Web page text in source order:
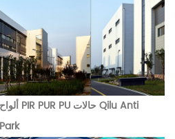
---ألواح ساندويتش حائطية معزولة PIR PUR PU